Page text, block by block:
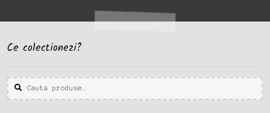
Ce colectionezi?
Caută
după:
Caută